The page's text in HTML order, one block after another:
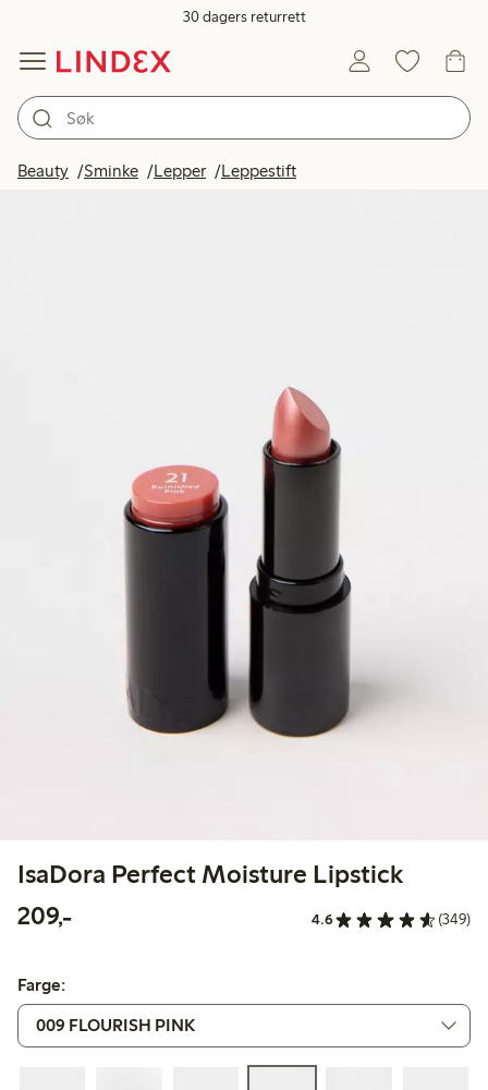
30 dagers returrett
Beauty Sminke Lepper Leppestift
IsaDora Perfect Moisture Lipstick
209,-209,00 kr 4.6 (349)
Farge: